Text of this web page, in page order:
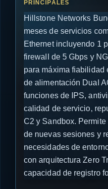
Hillstone Networks
meses de servicios
Ethernet incluyendo 1
firewall de 5 Gbps y
para máxima fiabilidad
de alimentación Dual
funciones de IPS,
calidad de servicio,
C2 y Sandbox.
de nuevas sesiones y
necesidades de
con arquitectura Zero
capacidad de registro